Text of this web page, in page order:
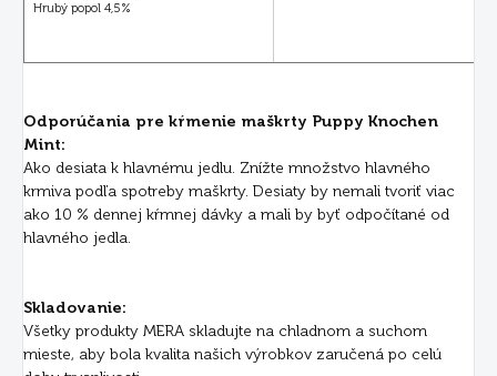
Hrubý popol 4,5%
Odporúčania pre kŕmenie maškrty Puppy Knochen
Mint:
Ako desiata k hlavnému jedlu. Znížte množstvo hlavného
krmiva podľa spotreby maškrty. Desiaty by nemali tvoriť viac
ako 10 % dennej kŕmnej dávky a mali by byť odpočítané od
hlavného jedla.
Skladovanie:
Všetky produkty MERA skladujte na chladnom a suchom
mieste, aby bola kvalita našich výrobkov zaručená po celú